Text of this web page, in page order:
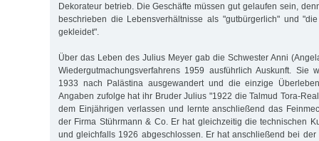
Dekorateur betrieb. Die Geschäfte müssen gut gelaufen sein,
beschrieben die Lebensverhältnisse als "gutbürgerlich" und
gekleidet".
Über das Leben des Julius Meyer gab die Schwester Anni
Wiedergutmachungsverfahrens 1959 ausführlich Auskunft. Sie
1933 nach Palästina ausgewandert und die einzige
Angaben zufolge hat ihr Bruder Julius "1922 die Talmud Tora-
dem Einjährigen verlassen und lernte anschließend das
der Firma Stührmann & Co. Er hat gleichzeitig die technischen
und gleichfalls 1926 abgeschlossen. Er hat anschließend bei der